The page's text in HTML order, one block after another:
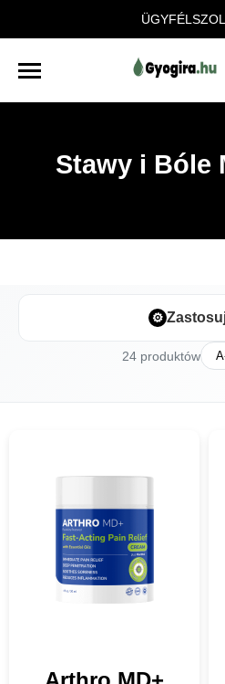
Stawy i Bóle
⚙
24 produktów